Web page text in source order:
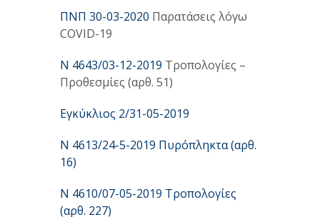
ΠΝΠ 30-03-2020 Παρατάσεις λόγω
COVID-19
Ν 4643/03-12-2019 Τροπολογίες –
Προθεσμίες (αρθ. 51)
Εγκύκλιος 2/31-05-2019
Ν 4613/24-5-2019 Πυρόπληκτα (αρθ.
16)
Ν 4610/07-05-2019 Τροπολογίες
(αρθ. 227)